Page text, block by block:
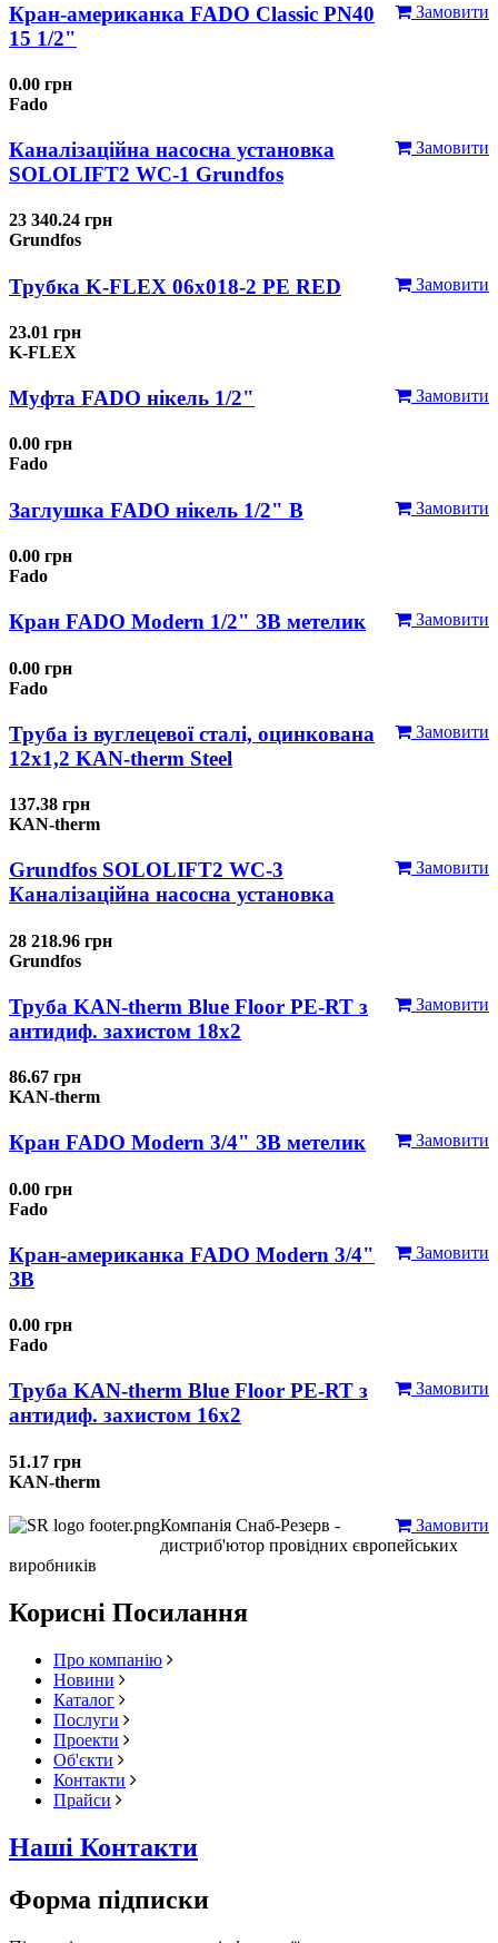
Замовити
Кран-американка FADO Classic PN40
15 1/2"
0.00 грн
Fado
Замовити
Каналізаційна насосна установка
SOLOLIFT2 WC-1 Grundfos
23 340.24 грн
Grundfos
Замовити
Трубка K-FLEX 06x018-2 РЕ RED
23.01 грн
K-FLEX
Замовити
Муфта FADO нікель 1/2"
0.00 грн
Fado
Замовити
Заглушка FADO нікель 1/2" В
0.00 грн
Fado
Замовити
Кран FADO Modern 1/2" ЗВ метелик
0.00 грн
Fado
Замовити
Труба із вуглецевої сталі, оцинкована
12x1,2 KAN-therm Steel
137.38 грн
KAN-therm
Замовити
Grundfos SOLOLIFT2 WC-3
Каналізаційна насосна установка
28 218.96 грн
Grundfos
Замовити
Труба KAN-therm Blue Floor PE-RT з
антидиф. захистом 18х2
86.67 грн
KAN-therm
Замовити
Кран FADO Modern 3/4" ЗВ метелик
0.00 грн
Fado
Замовити
Кран-американка FADO Modern 3/4"
ЗВ
0.00 грн
Fado
Замовити
Труба KAN-therm Blue Floor PE-RT з
антидиф. захистом 16х2
51.17 грн
KAN-therm
Замовити
Компанія Снаб-Резерв -
дистриб'ютор провідних європейських
виробників
Корисні Посилання
Про компанію
Новини
Каталог
Послуги
Проекти
Об'єкти
Контакти
Прайси
Наші Контакти
Форма підписки